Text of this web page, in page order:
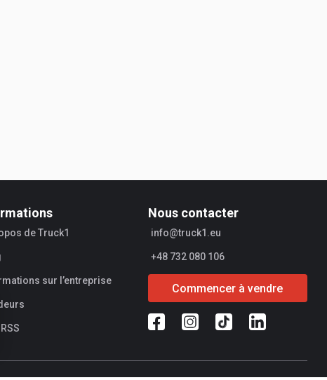
de Truck1
sur l’entreprise
RSS
Nous contacter
info@truck1.eu
+48 732 080 106
Commencer à vendre